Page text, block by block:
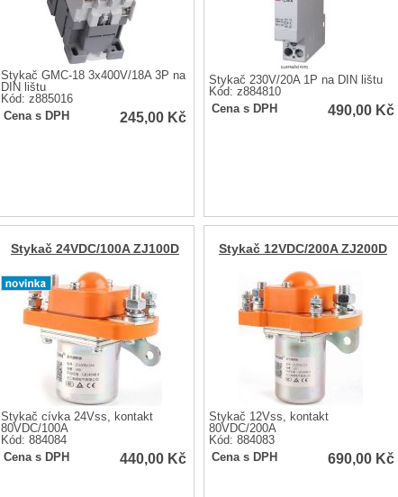
Stykač GMC-18 3x400V/18A 3P na
DIN lištu
Kód: z885016
Cena s DPH
245,00 Kč
Stykač 230V/20A 1P na DIN lištu
Kód: z884810
Cena s DPH
490,00 Kč
Stykač 24VDC/100A ZJ100D
Stykač cívka 24Vss, kontakt
80VDC/100A
Kód: 884084
Cena s DPH
440,00 Kč
Stykač 12VDC/200A ZJ200D
Stykač 12Vss, kontakt
80VDC/200A
Kód: 884083
Cena s DPH
690,00 Kč